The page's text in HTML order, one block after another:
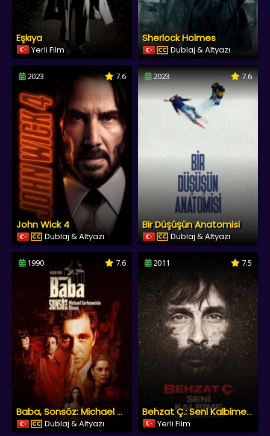
Eşkıya
Yerli Film
Sherlock Holmes
Dublaj & Altyazı
2023 7.6
John Wick 4
Dublaj & Altyazı
2023 7.6
Bir Düşüşün Anatomisi
Dublaj & Altyazı
1990 7.6
Baba, Sonsöz: Michael Corleone’nin Ölümü
Dublaj & Altyazı
2011 7.5
Behzat Ç.: Seni Kalbime Gömdüm
Yerli Film